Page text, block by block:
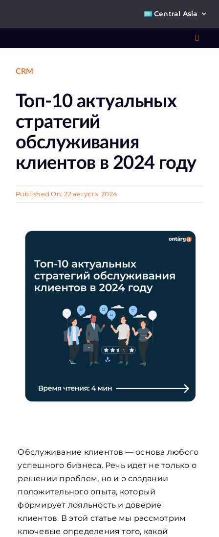
Central Asia
CRM
Топ-10 актуальных
стратегий
обслуживания
клиентов в 2024 году
Published On: 22 августа, 2024
Обслуживание клиентов — основа любого
успешного бизнеса. Речь идет не только о
решении проблем, но и о создании
положительного опыта, который
формирует лояльность и доверие
клиентов. В этой статье мы рассмотрим
ключевые определения того, какой